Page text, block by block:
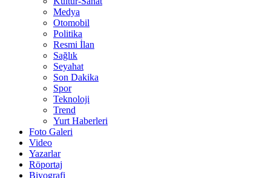
Medya
Otomobil
Politika
Resmi İlan
Sağlık
Seyahat
Son Dakika
Spor
Teknoloji
Trend
Yurt Haberleri
Foto Galeri
Video
Yazarlar
Röportaj
Biyografi